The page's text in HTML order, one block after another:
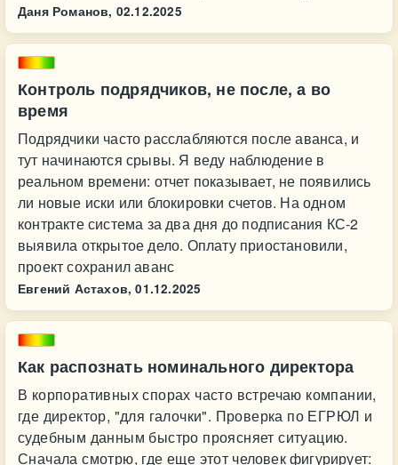
Даня Романов, 02.12.2025
Контроль подрядчиков, не после, а во
время
Подрядчики часто расслабляются после аванса, и
тут начинаются срывы. Я веду наблюдение в
реальном времени: отчет показывает, не появились
ли новые иски или блокировки счетов. На одном
контракте система за два дня до подписания КС-2
выявила открытое дело. Оплату приостановили,
проект сохранил аванс
Евгений Астахов, 01.12.2025
Как распознать номинального директора
В корпоративных спорах часто встречаю компании,
где директор, "для галочки". Проверка по ЕГРЮЛ и
судебным данным быстро проясняет ситуацию.
Сначала смотрю, где еще этот человек фигурирует: